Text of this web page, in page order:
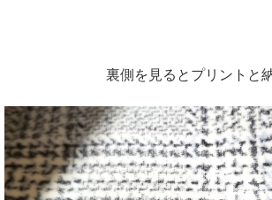
裏側を見るとプリントと